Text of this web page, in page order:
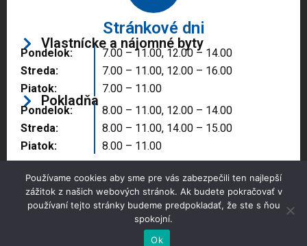
Stránkové dni
Vlastnícke a nájomné byty
Pondelok:
Streda:
Piatok:
7.00 – 11.00, 12.00 – 14.00
7.00 – 11.00, 12.00 – 16.00
7.00 – 11.00
Pokladňa
Pondelok:
Streda:
Piatok:
8.00 – 11.00, 12.00 – 14.00
8.00 – 11.00, 14.00 – 15.00
8.00 – 11.00
Copyright © 2025 Správa majetku mesta, n.o.,
Partizánske
Používame cookies aby sme pre vás zabezpečili ten najlepší
zážitok z našich webových stránok. Ak budete pokračovať v
používaní tejto stránky budeme predpokladať, že ste s ňou
spokojní.
Ok